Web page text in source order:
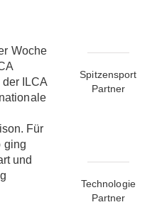
Woche
ILCA
Für
ging
und
Spitzensport
Partner
Technologie
Partner